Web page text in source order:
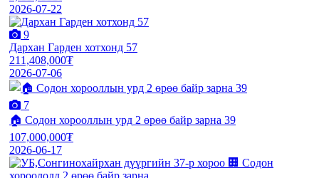
2026-07-22
9
Дархан Гарден хотхонд 57
211,408,000₮
2026-07-06
7
🏠 Содон хорооллын урд 2 өрөө байр зарна 39
107,000,000₮
2026-06-17